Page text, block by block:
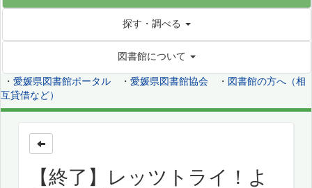
探す・調べる
図書館について
・ 愛媛県図書館ポータル ・ 愛媛県図書館協会 ・ 図書館の方へ（相
互貸借など）
【終了】レッツトライ！よ